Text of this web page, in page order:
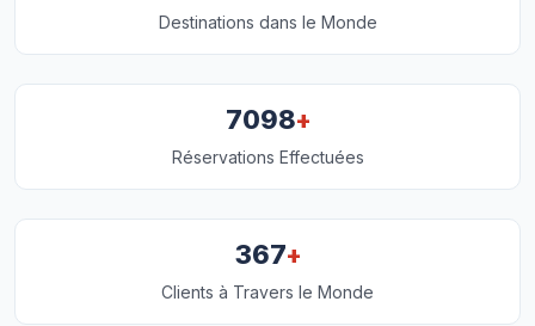
Destinations dans le Monde
7098+
Réservations Effectuées
367+
Clients à Travers le Monde